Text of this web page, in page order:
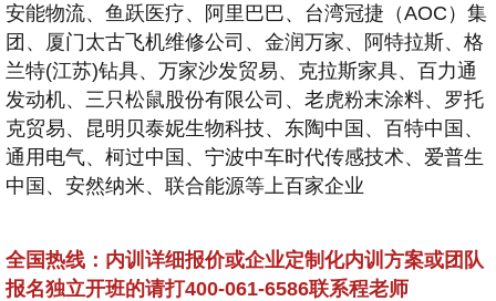
安能物流、鱼跃医疗、阿里巴巴、台湾冠捷（AOC）集
团、厦门太古飞机维修公司、金润万家、阿特拉斯、格
兰特(江苏)钻具、万家沙发贸易、克拉斯家具、百力通
发动机、三只松鼠股份有限公司、老虎粉末涂料、罗托
克贸易、昆明贝泰妮生物科技、东陶中国、百特中国、
通用电气、柯过中国、宁波中车时代传感技术、爱普生
中国、安然纳米、联合能源等上百家企业
全国热线：内训详细报价或企业定制化内训方案或团队
报名独立开班的请打400-061-6586联系程老师